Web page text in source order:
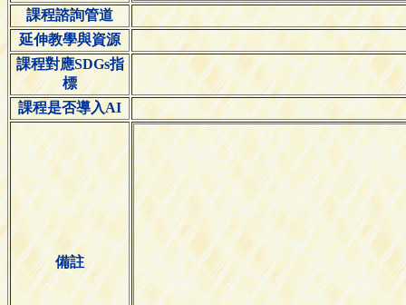
課程諮詢管道
延伸教學與資源
課程對應SDGs指
標
課程是否導入AI
備註